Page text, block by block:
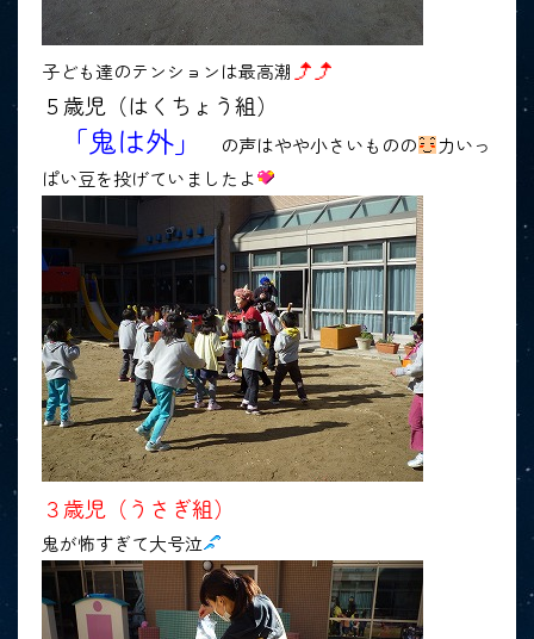
子ども達のテンションは最高潮
５歳児（はくちょう組）
「鬼は外」 の声はやや小さいものの
力いっ
ぱい豆を投げていましたよ
３歳児（うさぎ組）
鬼が怖すぎて大号泣